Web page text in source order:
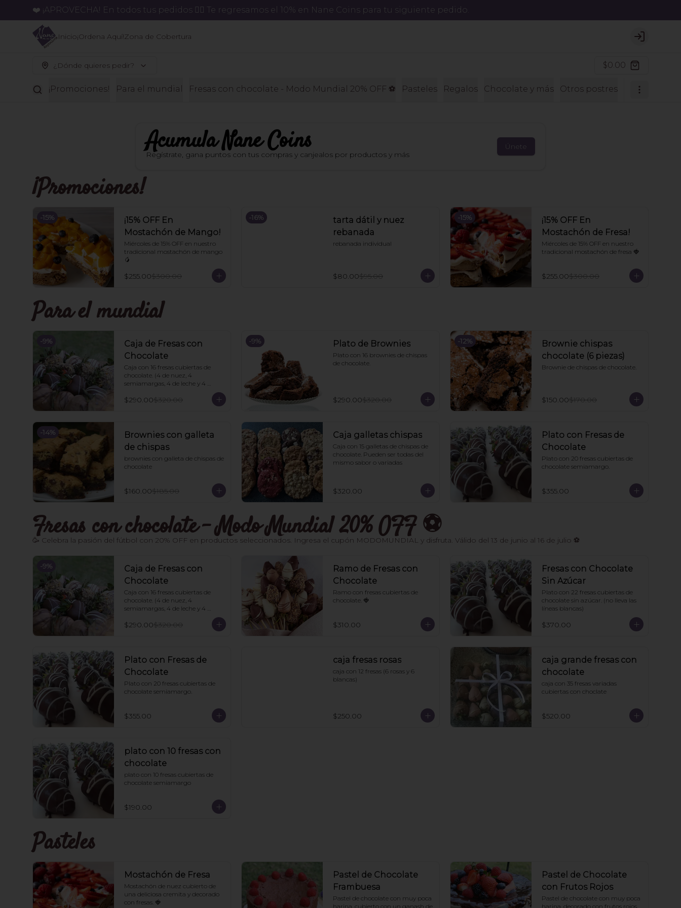
❤️ ¡APROVECHA! En todos tus pedidos 👉🏻 Te regresamos el 10% en Nane Coins para tu siguiente pedido.
Inicio¡Ordena Aquí!Zona de Cobertura Login
¿Dónde quieres pedir? $0.00
¡Promociones! Para el mundial Fresas con chocolate - Modo Mundial 20% OFF ⚽️ Pasteles Regalos Chocolate y más Otros postres Postres sin
AcumulaNane Coins
Regístrate, gana puntos con tus compras y canjealos por productos y más
Únete
¡Promociones!
-15%
¡15% OFF En
Mostachón de Mango!
Miércoles de 15% OFF en nuestro
tradicional mostachón de mango
🥭
$255.00$300.00
-16%
tarta dátil y nuez
rebanada
rebanada individual
$80.00$95.00
-15%
¡15% OFF En
Mostachón de Fresa!
Miércoles de 15% OFF en nuestro
tradicional mostachón de fresa 🍓
$255.00$300.00
Para el mundial
-9%
Caja de Fresas con
Chocolate
Caja con 16 fresas cubiertas de
chocolate. (4 de nuez, 4
semiamargas, 4 de leche y 4
$290.00$320.00
-9% Plato de Brownies
Plato con 16 brownies de chispas
de chocolate.
$290.00$320.00
-12%
Brownie chispas
chocolate (6 piezas)
Brownie de chispas de chocolate.
$150.00$170.00
-14%
Brownies con galleta
de chispas
brownies con galleta de chispas de
chocolate
$160.00$185.00
Caja galletas chispas
Caja con 15 galletas de chispas de
chocolate. Pueden ser todas del
mismo sabor o variadas
$320.00
Plato con Fresas de
Chocolate
Plato con 20 fresas cubiertas de
chocolate semiamargo.
$355.00
Fresas con chocolate - Modo Mundial 20% OFF ⚽️
🥳 Celebra la pasión del fútbol con 20% OFF en productos seleccionados. Ingresa el cupón MODOMUNDIAL y disfruta. Válido del 13 de junio al 16 de julio ⚽
-9%
Caja de Fresas con
Chocolate
Caja con 16 fresas cubiertas de
chocolate. (4 de nuez, 4
semiamargas, 4 de leche y 4
$290.00$320.00
Ramo de Fresas con
Chocolate
Ramo con fresas cubiertas de
chocolate. 🍓
$310.00
Fresas con Chocolate
Sin Azúcar
Plato con 22 fresas cubiertas de
chocolate sin azúcar. (no lleva las
líneas blancas)
$370.00
Plato con Fresas de
Chocolate
Plato con 20 fresas cubiertas de
chocolate semiamargo.
$355.00
caja fresas rosas
caja con 12 fresas (6 rosas y 6
blancas)
$250.00
caja grande fresas con
chocolate
caja con 35 fresas variadas
cubiertas con choclate
$520.00
plato con 10 fresas con
chocolate
plato con 10 fresas cubiertas de
chocolate semiamargo
$190.00
Pasteles
Mostachón de Fresa
Mostachón de nuez cubierto de
una deliciosa cremita y decorado
con fresas. 🍓
Pastel de Chocolate
Frambuesa
Pastel de chocolate con muy poca
harina, cubierto con un ganash de
Pastel de Chocolate
con Frutos Rojos
Pastel de chocolate con muy poca
harina, decorado con frutos rojos.